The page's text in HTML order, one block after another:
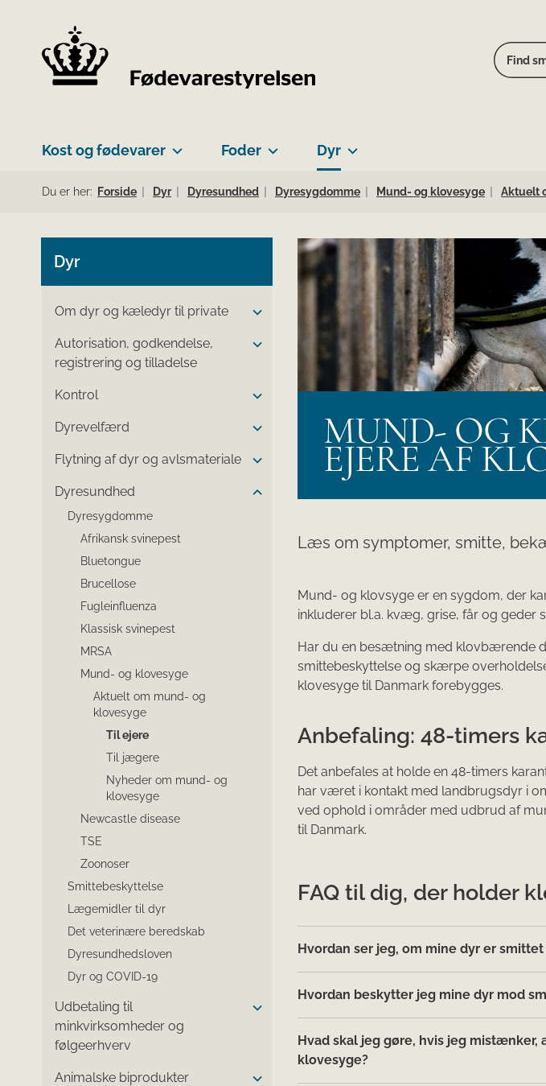
Find
Kost og fødevarer Foder Dyr
Du er her: Forside Dyr Dyresundhed Dyresygdomme Mund- og klovesyge Aktuelt
Dyr
Om dyr og kæledyr til private
Autorisation, godkendelse,
registrering og tilladelse
Kontrol
Dyrevelfærd
Flytning af dyr og avlsmateriale
Dyresundhed
Dyresygdomme
Afrikansk svinepest
Bluetongue
Brucellose
Fugleinfluenza
Klassisk svinepest
MRSA
Mund- og klovesyge
Aktuelt om mund- og
klovesyge
Til ejere
Til jægere
Nyheder om mund- og
klovesyge
Newcastle disease
TSE
Zoonoser
Smittebeskyttelse
Lægemidler til dyr
Det veterinære beredskab
Dyresundhedsloven
Dyr og COVID-19
Udbetaling til
minkvirksomheder og
følgeerhverv
Animalske biprodukter
MUND- OG
EJERE AF
Læs om symptomer, smitte,
Mund- og klovsyge er en sygdom, der
inkluderer bl.a. kvæg, grise, får og geder
Har du en besætning med klovbærende
smittebeskyttelse og skærpe
klovesyge til Danmark forebygges.
Anbefaling: 48-timers
Det anbefales at holde en 48-timers
har været i kontakt med landbrugsdyr i
ved ophold i områder med udbrud af
til Danmark.
FAQ til dig, der holder
Hvordan ser jeg, om mine dyr er
Hvordan beskytter jeg mine dyr mod
Hvad skal jeg gøre, hvis jeg
klovesyge?